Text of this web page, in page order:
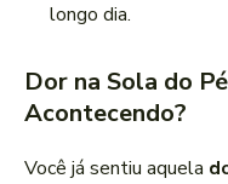
longo dia.
Dor na Sola do
Acontecendo?
Você já sentiu aquela